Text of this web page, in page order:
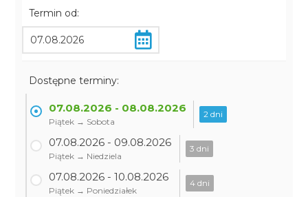
Termin od:
Dostępne terminy:
07.08.2026 - 08.08.2026
Piątek → Sobota
2 dni
07.08.2026 - 09.08.2026
Piątek → Niedziela
3 dni
07.08.2026 - 10.08.2026
Piątek → Poniedziałek
4 dni